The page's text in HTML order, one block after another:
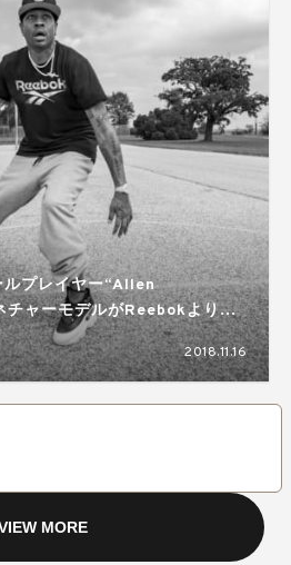
ルプレイヤー“Allen
ャーモデルがReebokより登
2018.11.16
MORE